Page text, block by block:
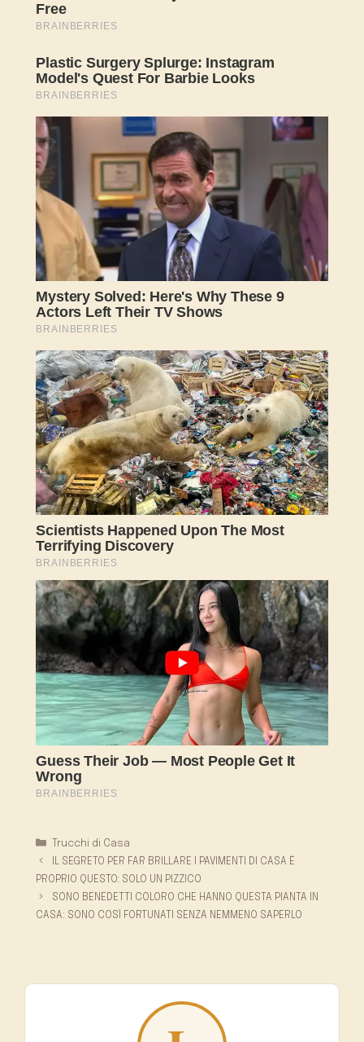
Categorie
Trucchi di Casa
IL SEGRETO PER FAR BRILLARE I PAVIMENTI DI CASA È
PROPRIO QUESTO: SOLO UN PIZZICO
SONO BENEDETTI COLORO CHE HANNO QUESTA PIANTA IN
CASA: SONO COSÌ FORTUNATI SENZA NEMMENO SAPERLO